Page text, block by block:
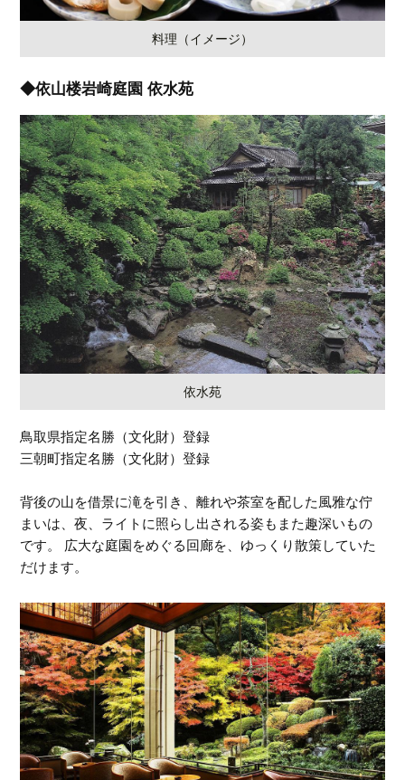
料理（イメージ）
◆依山楼岩崎庭園 依水苑
依水苑
鳥取県指定名勝（文化財）登録
三朝町指定名勝（文化財）登録
背後の山を借景に滝を引き、離れや茶室を配した風雅な佇
まいは、夜、ライトに照らし出される姿もまた趣深いもの
です。 広大な庭園をめぐる回廊を、ゆっくり散策していた
だけます。